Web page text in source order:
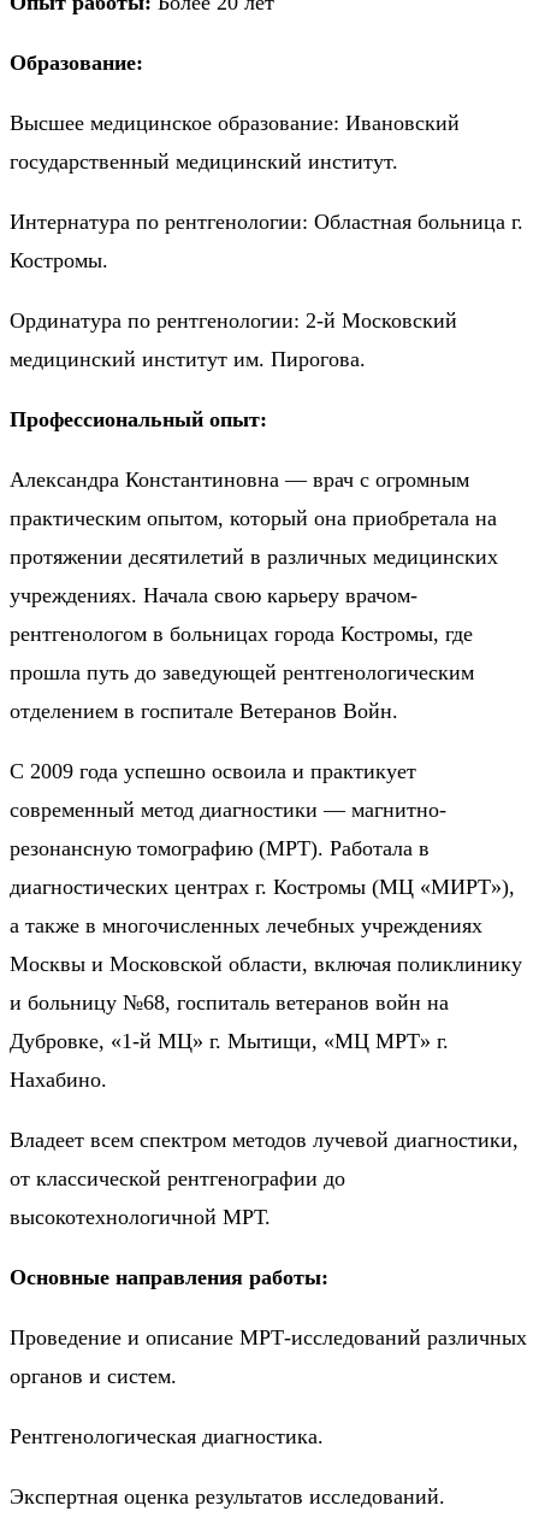
Образование:
Высшее медицинское образование: Ивановский
государственный медицинский институт.
Интернатура по рентгенологии: Областная больница г.
Костромы.
Ординатура по рентгенологии: 2-й Московский
медицинский институт им. Пирогова.
Профессиональный опыт:
Александра Константиновна — врач с огромным
практическим опытом, который она приобретала на
протяжении десятилетий в различных медицинских
учреждениях. Начала свою карьеру врачом-
рентгенологом в больницах города Костромы, где
прошла путь до заведующей рентгенологическим
отделением в госпитале Ветеранов Войн.
С 2009 года успешно освоила и практикует
современный метод диагностики — магнитно-
резонансную томографию (МРТ). Работала в
диагностических центрах г. Костромы (МЦ «МИРТ»),
а также в многочисленных лечебных учреждениях
Москвы и Московской области, включая поликлинику
и больницу №68, госпиталь ветеранов войн на
Дубровке, «1-й МЦ» г. Мытищи, «МЦ МРТ» г.
Нахабино.
Владеет всем спектром методов лучевой диагностики,
от классической рентгенографии до
высокотехнологичной МРТ.
Основные направления работы:
Проведение и описание МРТ-исследований различных
органов и систем.
Рентгенологическая диагностика.
Экспертная оценка результатов исследований.